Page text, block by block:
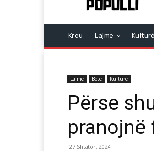
Kreu Lajme Kulturë
Lajme Botë Kulturë
Përse
pranojnë
27 Shtator, 2024